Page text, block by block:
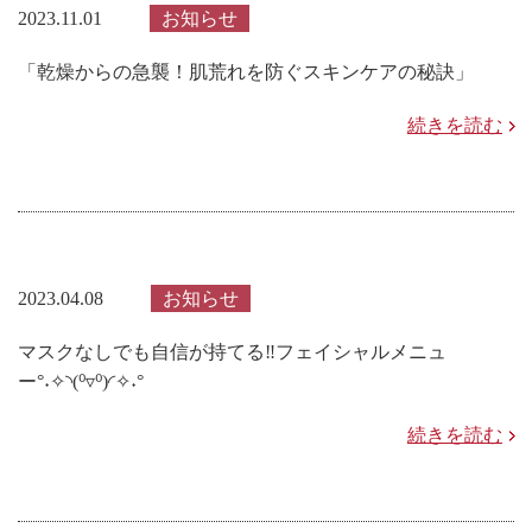
2023.11.01 お知らせ
「乾燥からの急襲！肌荒れを防ぐスキンケアの秘訣」
続きを読む
2023.04.08 お知らせ
マスクなしでも自信が持てる‼フェイシャルメニュ
ー°˖✧◝(⁰▿⁰)◜✧˖°
続きを読む